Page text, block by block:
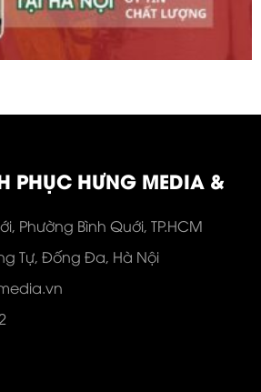
PHỤC HƯNG MEDIA &
Phường Bình Quới, TP.HCM
Tự, Đống Đa, Hà Nội